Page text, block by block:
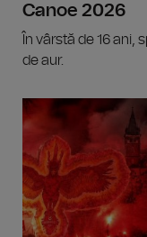
Canoe 2026
În vârstă de 16 ani,
de aur.